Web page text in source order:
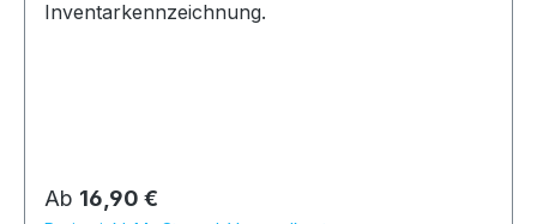
Inventarkennzeichnung.
Regulärer Preis:
Ab 16,90 €